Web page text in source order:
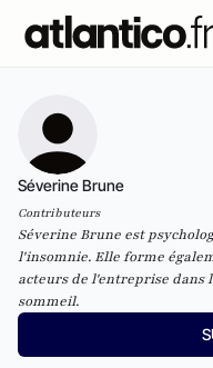
Séverine Brune
Contributeurs
Séverine Brune est
l'insomnie. Elle forme
acteurs de l'entreprise dans
sommeil.